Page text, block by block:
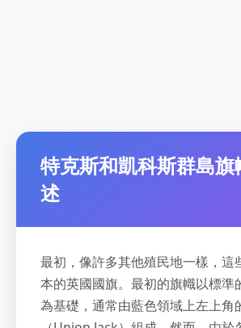
特克斯和凱科斯群島
述
最初，像許多其他殖民地一樣，這
本的英國國旗。最初的旗幟以標準
為基礎，通常由藍色領域上左上角